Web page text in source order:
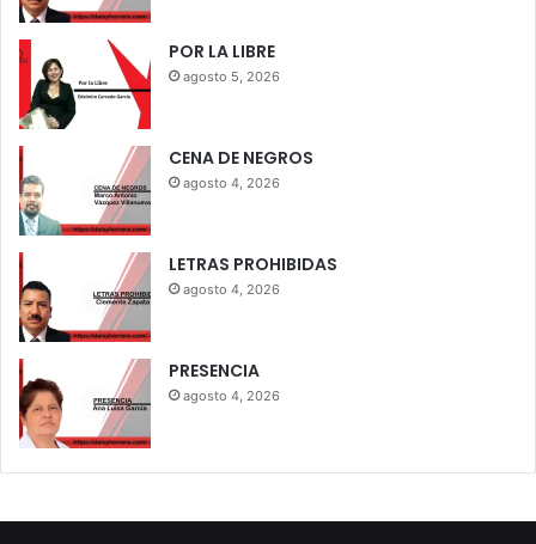
POR LA LIBRE
agosto 5, 2026
CENA DE NEGROS
agosto 4, 2026
LETRAS PROHIBIDAS
agosto 4, 2026
PRESENCIA
agosto 4, 2026